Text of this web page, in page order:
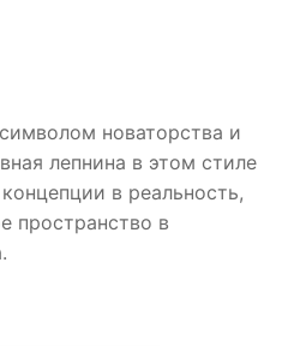
новаторства и
лепнина в этом стиле
в реальность,
пространство в